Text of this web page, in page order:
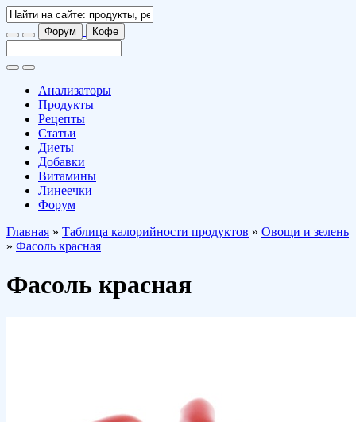
Форум Кофе
Анализаторы
Продукты
Рецепты
Статьи
Диеты
Добавки
Витамины
Линеечки
Форум
Главная » Таблица калорийности продуктов » Овощи и зелень
» Фасоль красная
Фасоль красная